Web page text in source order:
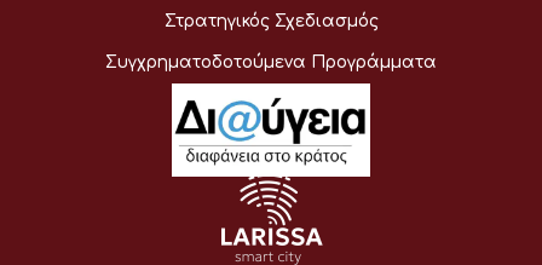
Στρατηγικός Σχεδιασμός
Συγχρηματοδοτούμενα Προγράμματα